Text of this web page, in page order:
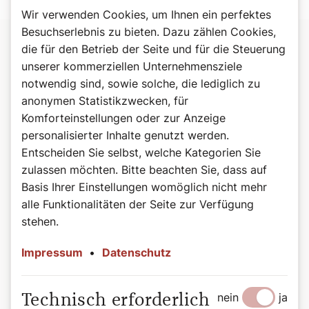
Heinz Ebner
1963 geboren in Güssing im Südburgenland
1981 Matura am BORG Güssing
1981-1986 Studium an derAkademie der bildenden Künste
in Wienbei Anton Lehmden, Edelbert Köb, Josef Mikl
(Malerei, Lehramt für Bildnerische Erziehung und
1984 Beginn der Lehrtätigkeit als AHS-Lehrer amKlemens
Maria Hofbauer Gymnasium Katzelsdorffür Bildnerische
Erziehung
2010 Beginn der Lehrtätigkeit an der
2012 Mitglied des Kunstrates der Diözese Eisenstadt
Glas-Monstranz für den Besuch von Papst Benedikt XVI. in
Wir verwenden Cookies, um Ihnen ein perfektes
Besuchserlebnis zu bieten. Dazu zählen Cookies,
die für den Betrieb der Seite und für die Steuerung
unserer kommerziellen Unternehmensziele
notwendig sind, sowie solche, die lediglich zu
anonymen Statistikzwecken, für
Komforteinstellungen oder zur Anzeige
personalisierter Inhalte genutzt werden.
Entscheiden Sie selbst, welche Kategorien Sie
zulassen möchten. Bitte beachten Sie, dass auf
Basis Ihrer Einstellungen womöglich nicht mehr
alle Funktionalitäten der Seite zur Verfügung
stehen.
Impressum • Datenschutz
Technisch erforderlich nein ja